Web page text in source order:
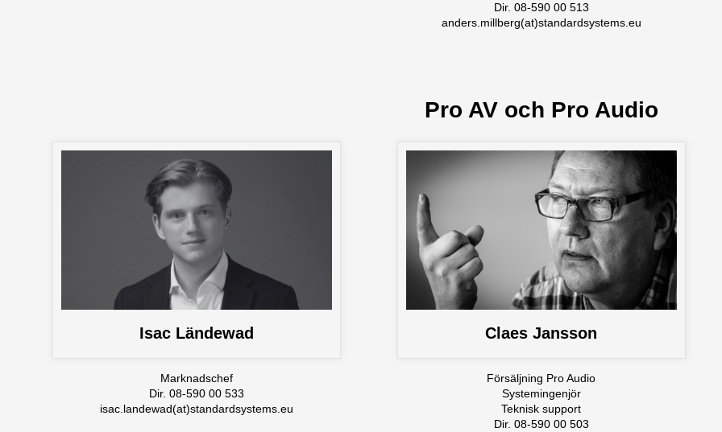
Dir. 08-590 00 513
anders.millberg(at)standardsystems.eu
Pro AV och Pro Audio
Isac Ländewad
Marknadschef
Dir. 08-590 00 533
isac.landewad(at)standardsystems.eu
Claes Jansson
Försäljning Pro Audio
Systemingenjör
Teknisk support
Dir. 08-590 00 503